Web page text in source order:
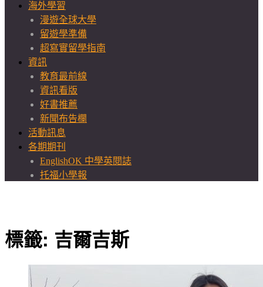
海外學習
漫遊全球大學
留遊學準備
超寫實留學指南
資訊
教育最前線
資訊看版
好書推薦
新聞布告欄
活動訊息
各期期刊
EnglishOK 中學英閱誌
托福小學報
標籤: 吉爾吉斯